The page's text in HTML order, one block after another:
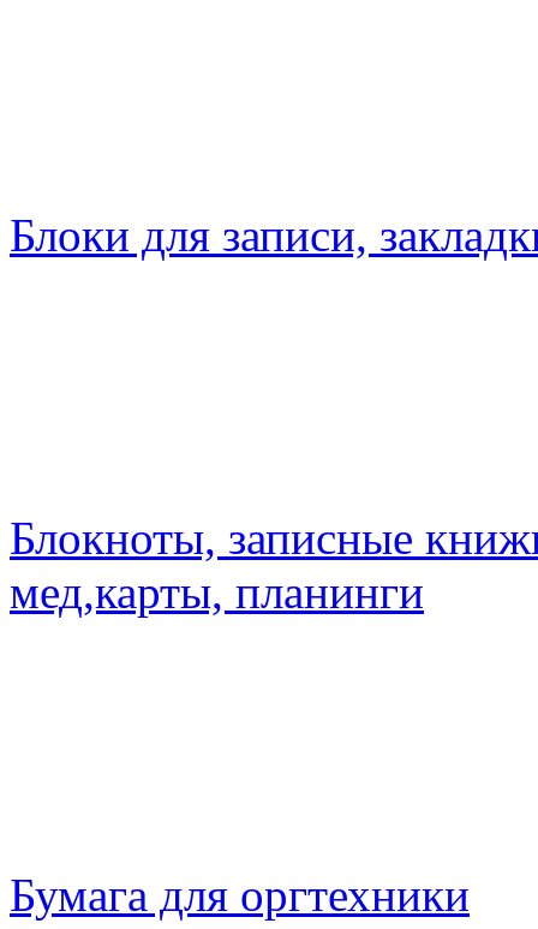
Блоки для записи,
Блокноты, записные
мед,карты, планинги
Бумага для оргтехники